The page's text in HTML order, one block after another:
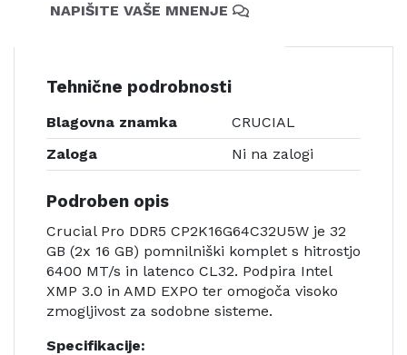
NAPIŠITE VAŠE MNENJE
Tehnične podrobnosti
Blagovna znamka
CRUCIAL
Zaloga
Ni na zalogi
Podroben opis
Crucial Pro DDR5 CP2K16G64C32U5W je 32
GB (2x 16 GB) pomnilniški komplet s hitrostjo
6400 MT/s in latenco CL32. Podpira Intel
XMP 3.0 in AMD EXPO ter omogoča visoko
zmogljivost za sodobne sisteme.
Specifikacije: